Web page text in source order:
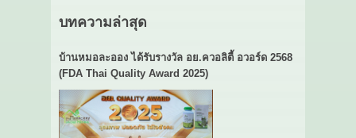
บทความล่าสุด
บ้านหมอละออง ได้รับรางวัล อย.ควอลิตี้ อวอร์ด 2568
(FDA Thai Quality Award 2025)